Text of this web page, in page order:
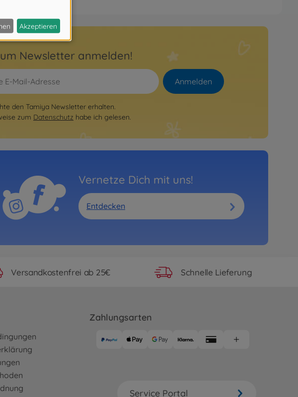
Newsletter anmelden!
Anmelden
den Tamiya Newsletter erhalten.
zum Datenschutz habe ich gelesen.
Vernetze Dich mit uns!
Entdecken
Versandkostenfrei ab 25€ Schnelle Lieferung
Zahlungsarten
Service Portal